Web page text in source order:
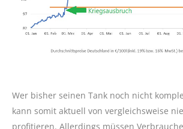
Wer bisher seinen Tank noch nicht
kann somit aktuell von vergleichsweise
profitieren. Allerdings müssen